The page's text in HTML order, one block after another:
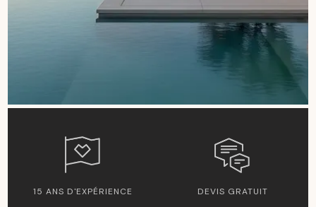
15 ANS D'EXPÉRIENCE DEVIS GRATUIT